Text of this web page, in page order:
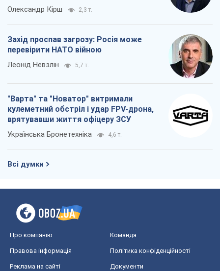
Олександр Кірш 2,3 т.
Захід проспав загрозу: Росія може
перевірити НАТО війною
Леонід Невзлін 5,7 т.
"Варта" та "Новатор" витримали
кулеметний обстріл і удар FPV-дрона,
врятувавши життя офіцеру ЗСУ
Українська Бронетехніка 4,6 т.
Всі думки
Про компанію Команда
Правова інформація Політика конфіденційності
Реклама на сайті Документи